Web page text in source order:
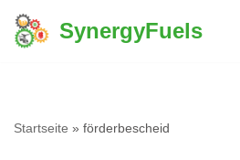
Zum
SynergyFuels
Startseite » förderbescheid